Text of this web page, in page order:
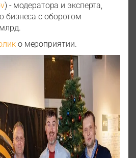
) - модератора и эксперта,
бизнеса с оборотом
о мероприятии.